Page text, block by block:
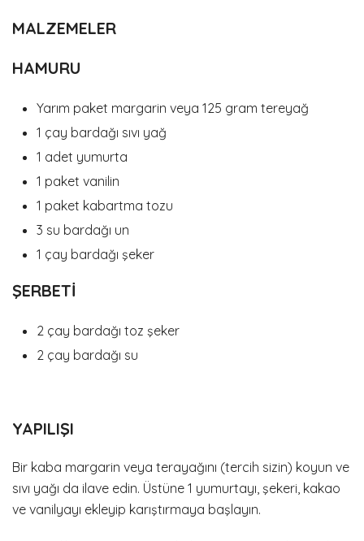
MALZEMELER
HAMURU
Yarım paket margarin veya 125 gram tereyağ
1 çay bardağı sıvı yağ
1 adet yumurta
1 paket vanilin
1 paket kabartma tozu
3 su bardağı un
1 çay bardağı şeker
ŞERBETİ
2 çay bardağı toz şeker
2 çay bardağı su
YAPILIŞI
Bir kaba margarin veya terayağını (tercih sizin) koyun ve
sıvı yağı da ilave edin. Üstüne 1 yumurtayı, şekeri, kakao
ve vanilyayı ekleyip karıştırmaya başlayın.